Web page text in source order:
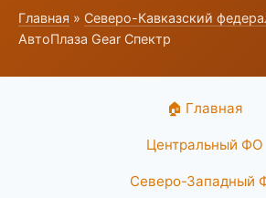
Главная » Северо-Кавказский
АвтоПлаза Gear Спектр
🏠 Главная
Центральный ФО
Северо-Западный